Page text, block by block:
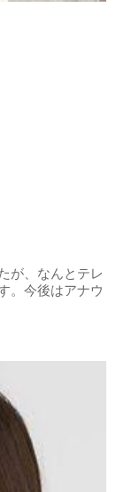
が、なんとテレ
。今後はアナウ